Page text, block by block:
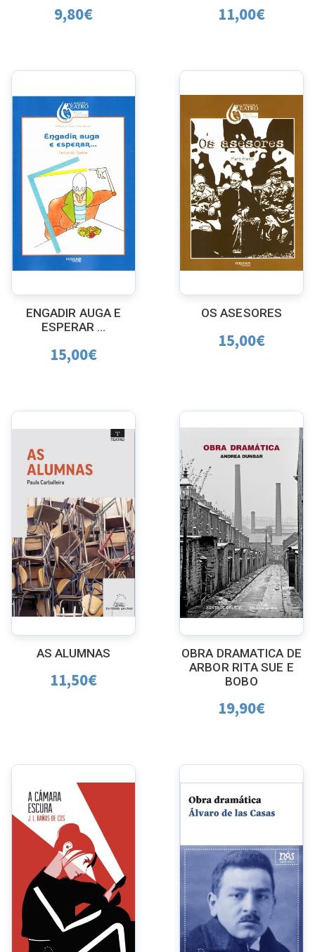
9,80€ 11,00€
ENGADIR AUGA E
ESPERAR …
15,00€
OS ASESORES
15,00€
AS ALUMNAS
11,50€
OBRA DRAMATICA DE
ARBOR RITA SUE E
BOBO
19,90€